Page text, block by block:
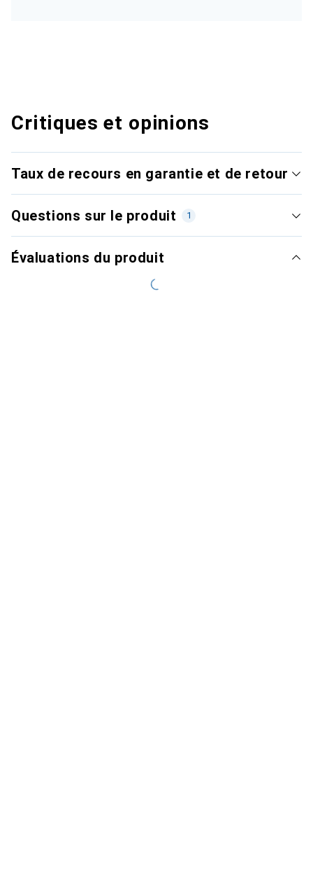
Critiques et opinions
Taux de recours en garantie et de retour
Questions sur le produit 1
Évaluations du produit